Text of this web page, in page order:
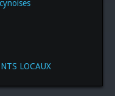
LOCAUX